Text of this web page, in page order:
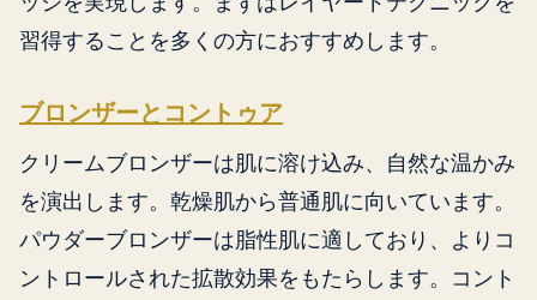
習得することを多くの方におすすめします。
ブロンザーとコントゥア
クリームブロンザーは肌に溶け込み、自然な温かみ
を演出します。乾燥肌から普通肌に向いています。
パウダーブロンザーは脂性肌に適しており、よりコ
ントロールされた拡散効果をもたらします。コント